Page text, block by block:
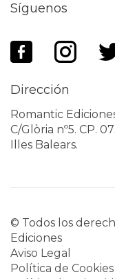
Síguenos
Dirección
Romantic
C/Glòria nº5. CP.
Illes Balears.
© Todos los
Ediciones
Aviso Legal
Política de Cookies